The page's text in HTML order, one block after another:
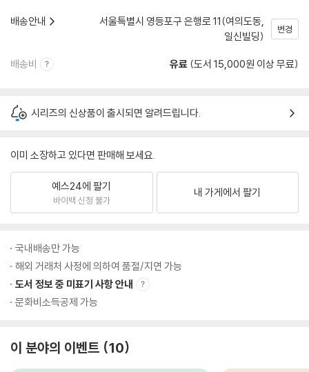
배송안내
서울특별시 영등포구 은행로 11(여의도동,
일신빌딩)
변경
배송비 유료 (도서 15,000원 이상 무료)
시리즈의 신상품이 출시되면 알려드립니다.
이미 소장하고 있다면 판매해 보세요.
예스24에 팔기
바이백 신청 불가
내 가게에서 팔기
국내배송만 가능
해외 거래처 사정에 의하여 품절/지연 가능
도서 정보 중 미표기 사항 안내
문화비소득공제 가능
이 분야의 이벤트 10